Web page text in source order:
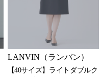
LANVIN（ランバン）
【40サイズ】ライトダブルク